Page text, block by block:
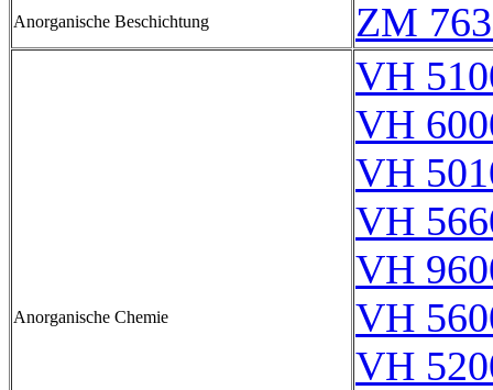
Anorganische Beschichtung ZM
Anorganische Chemie
VH
VH
VH
VH
VH
VH
VH